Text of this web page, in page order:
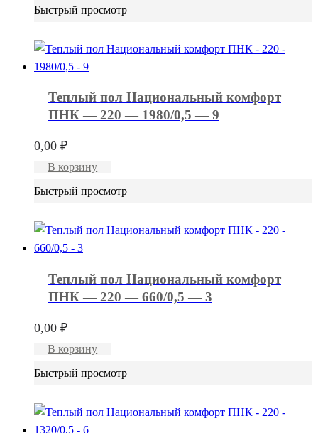
Быстрый просмотр
Теплый пол Национальный комфорт
ПНК — 220 — 1980/0,5 — 9
0,00₽
В корзину
Быстрый просмотр
Теплый пол Национальный комфорт
ПНК — 220 — 660/0,5 — 3
0,00₽
В корзину
Быстрый просмотр